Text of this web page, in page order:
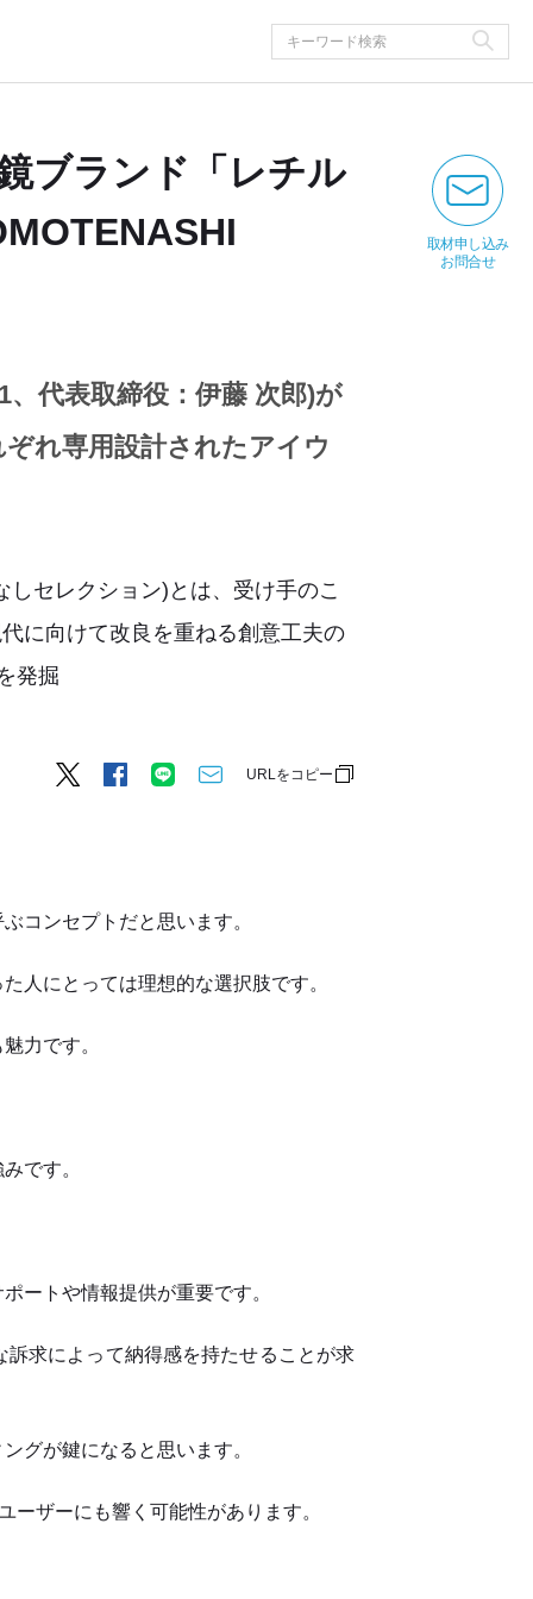
ブランド「レチル
代表取締役：伊藤 次郎)が
れ専用設計されたアイウ
セレクション)とは、受け手のこ
に向けて改良を重ねる創意工夫の
発掘
URLをコピー
コンセプトだと思います。
人にとっては理想的な選択肢です。
力です。
です。
ートや情報提供が重要です。
訴求によって納得感を持たせることが求
グが鍵になると思います。
ーザーにも響く可能性があります。
取材申し込み
お問合せ